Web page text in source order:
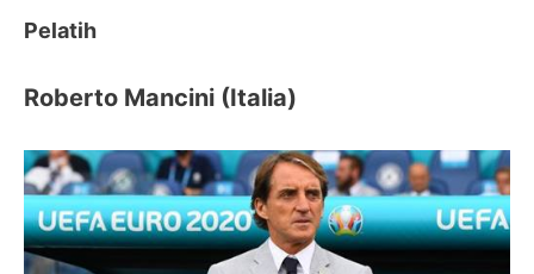
Pelatih
Roberto Mancini (Italia)